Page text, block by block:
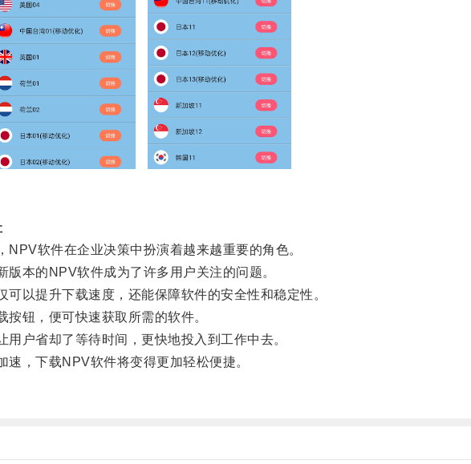
软件在企业决策中扮演着越来越重要的角色。
本的NPV软件成为了许多用户关注的问题。
以提升下载速度，还能保障软件的安全性和稳定性。
钮，便可快速获取所需的软件。
户省却了等待时间，更快地投入到工作中去。
，下载NPV软件将变得更加轻松便捷。